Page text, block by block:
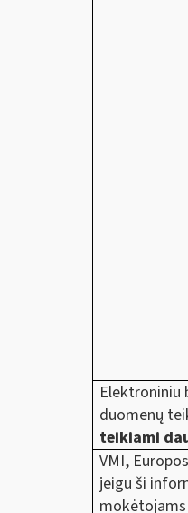
Elektroniniu
duomenų
teikiami
VMI,
jeigu ši